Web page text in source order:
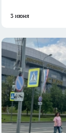
3 июня